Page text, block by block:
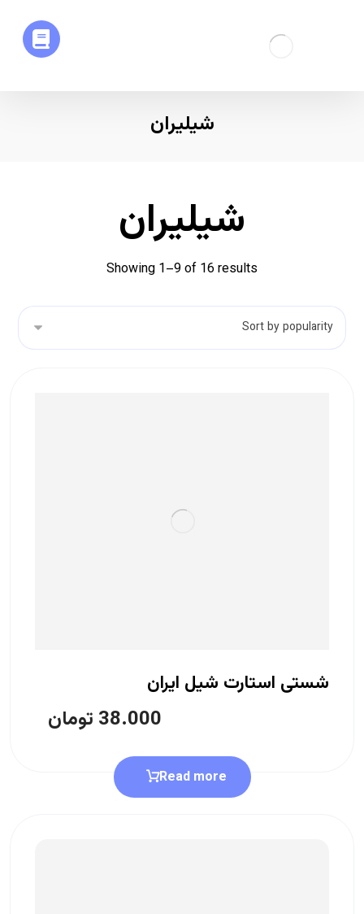
شیلیران
شیلیران
Showing 1–9 of 16 results
شستی استارت شیل ایران
38.000 تومان
Read more